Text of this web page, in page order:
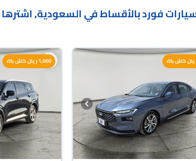
فورد بالأقساط في السعودية,
1,000 ريال كاش باك